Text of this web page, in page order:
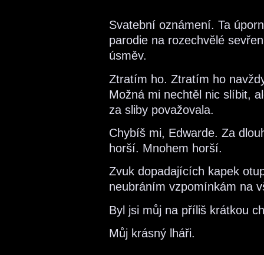
Svatební oznámení. Ta
parodie na rozechvělé
úsměv.
Ztratím ho. Ztratím ho
Možná mi nechtěl nic slíbit,
za sliby považovala.
Chybíš mi, Edwarde. Za
horší. Mnohem horší.
Zvuk dopadajících kapek
neubráním vzpomínkám na
Byl jsi můj na příliš krátkou
Můj krásný lháři.